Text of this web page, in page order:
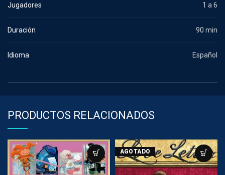
Jugadores 1 a 6
Duración 90 min
Idioma Español
PRODUCTOS RELACIONADOS
AGOTADO